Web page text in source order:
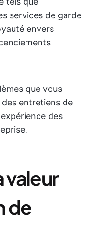
services de garde
envers
que vous
entretiens de
des
valeur
de